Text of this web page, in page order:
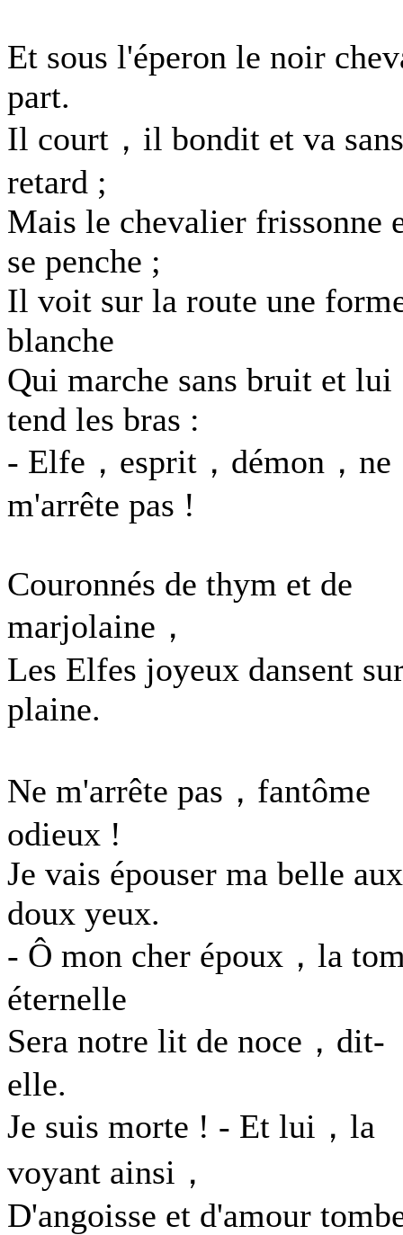
Et sous l'éperon le noir
part.
Il court，il bondit et va sans
retard ;
Mais le chevalier frissonne
se penche ;
Il voit sur la route une
blanche
Qui marche sans bruit et lui
tend les bras :
- Elfe，esprit，démon，ne
m'arrête pas !
Couronnés de thym et de
marjolaine，
Les Elfes joyeux dansent
plaine.
Ne m'arrête pas，fantôme
odieux !
Je vais épouser ma belle aux
doux yeux.
- Ô mon cher époux，la
éternelle
Sera notre lit de noce，dit-
elle.
Je suis morte ! - Et lui，la
voyant ainsi，
D'angoisse et d'amour